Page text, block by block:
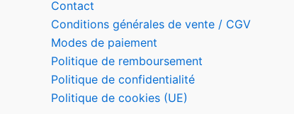
Contact
Conditions générales de vente / CGV
Modes de paiement
Politique de remboursement
Politique de confidentialité
Politique de cookies (UE)